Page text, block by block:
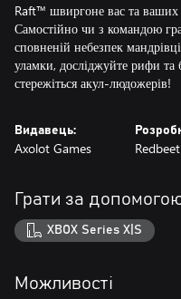
Raft™ швиргоне вас та ваших
Самостійно чи з командою
сповненій небезпек
уламки, досліджуйте рифи та
стережіться акул-людожерів!
Видавець:
Axolot Games
Грати за
XBOX Series X|S
Можливості